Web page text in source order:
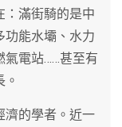
：滿街騎的是中
功能水壩、水力
氣電站……甚至有
濟的學者。近一